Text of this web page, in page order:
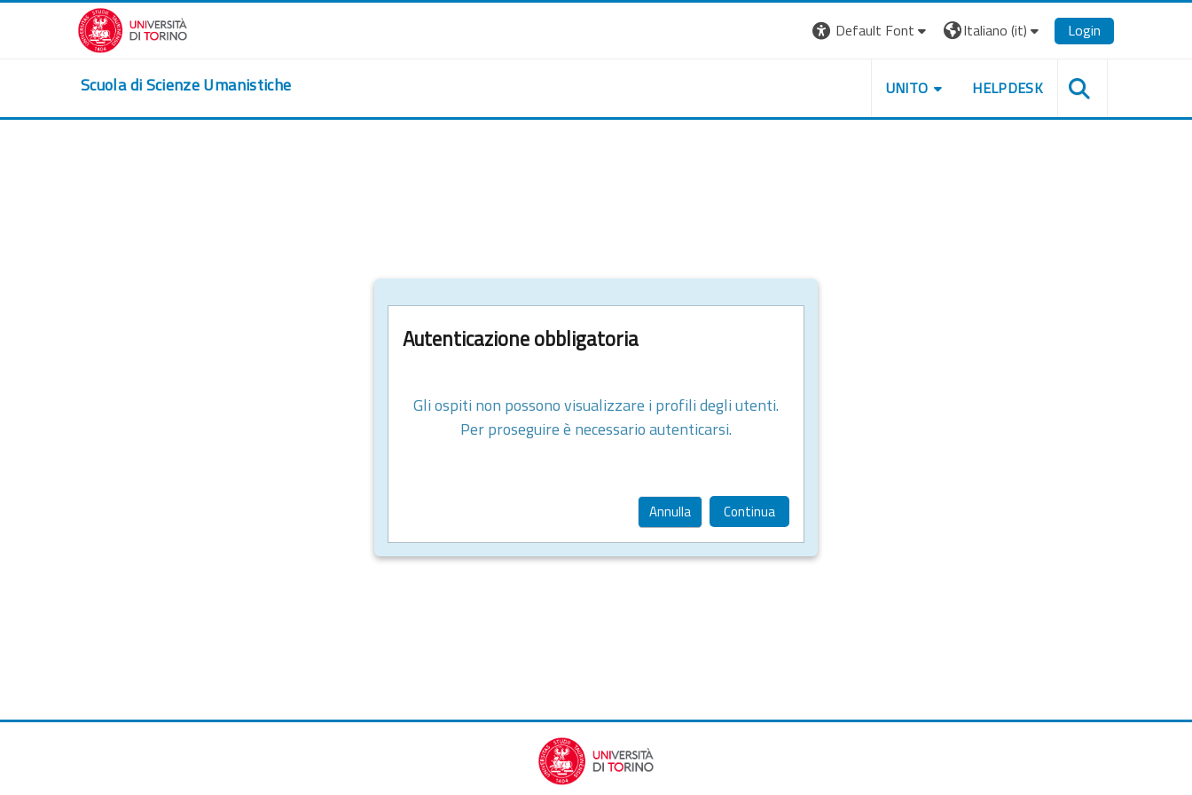
Vai al contenuto principale
Default Font
Italiano ‎(it)‎ Login
Scuola di Scienze Umanistiche UNITO HELPDESK
Autenticazione obbligatoria
Gli ospiti non possono visualizzare i profili degli utenti.
Per proseguire è necessario autenticarsi.
Annulla Continua